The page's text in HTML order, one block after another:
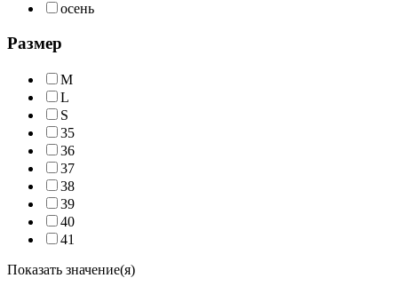
осень
Размер
M
L
S
35
36
37
38
39
40
41
Показать значение(я)